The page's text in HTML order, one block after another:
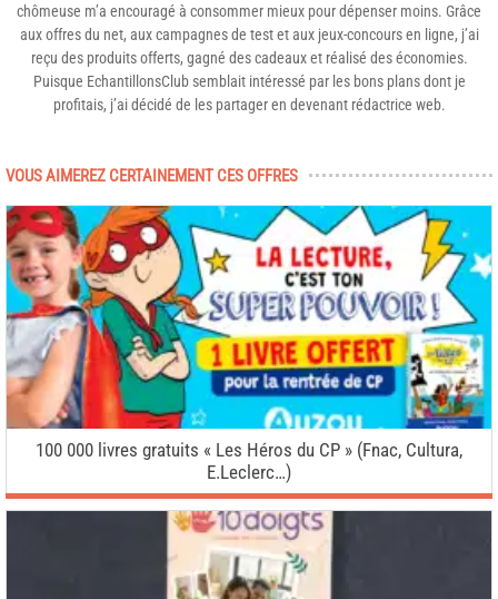
chômeuse m’a encouragé à consommer mieux pour dépenser moins. Grâce
aux offres du net, aux campagnes de test et aux jeux-concours en ligne, j’ai
reçu des produits offerts, gagné des cadeaux et réalisé des économies.
Puisque EchantillonsClub semblait intéressé par les bons plans dont je
profitais, j’ai décidé de les partager en devenant rédactrice web.
VOUS AIMEREZ CERTAINEMENT CES OFFRES
100 000 livres gratuits « Les Héros du CP » (Fnac, Cultura,
E.Leclerc…)